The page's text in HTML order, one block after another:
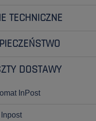
TECHNICZNE
DOSTAWY
InPost